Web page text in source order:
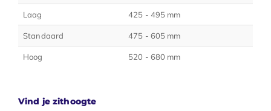
Laag 425 - 495 mm
Standaard 475 - 605 mm
Hoog 520 - 680 mm
Vind je zithoogte